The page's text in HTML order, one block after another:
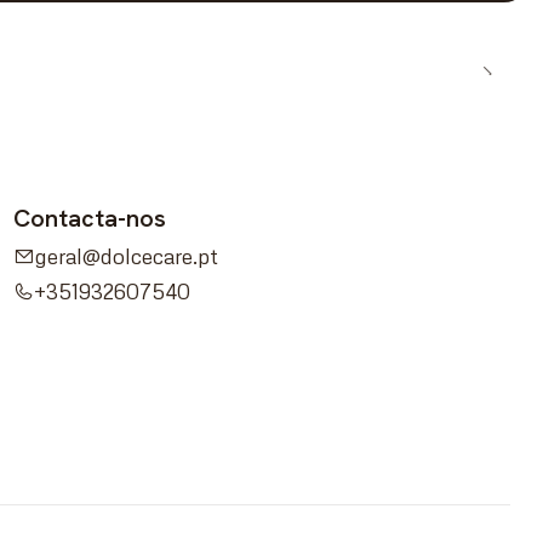
Contacta-nos
geral@dolcecare.pt
+351932607540